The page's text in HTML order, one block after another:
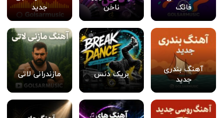
فانک
ناخن
جدید
آهنگ بندری
جدید
بریک دنس مازندرانی لاتی